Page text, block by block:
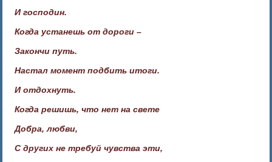
И господин.
Когда устанешь от дороги –
Закончи путь.
Настал момент подбить итоги.
И отдохнуть.
Когда решишь, что нет на свете
Добра, любви,
С других не требуй чувства эти,